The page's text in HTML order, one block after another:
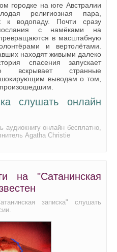
городке на юге Австралии
религиозная пара,
к водопаду. Почти сразу
с намёками на
в масштабную
и вертолётами.
находят живыми далеко
спасения запускает
вскрывает странные
шокирующим выводам о том,
слушать онлайн
аудиокнигу онлайн бесплатно,
Agatha Christie
на "Сатанинская
записка" слушать